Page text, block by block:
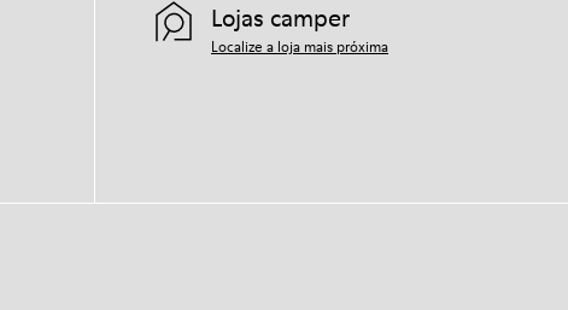
Lojas camper
Localize a loja mais próxima